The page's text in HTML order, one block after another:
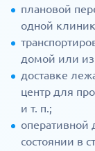
плановой
одной
домой или
доставке
центр для
и т. п.;
оперативной
состоянии в